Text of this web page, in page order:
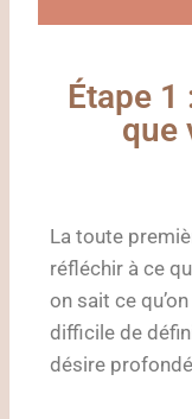
Étape 1
que
La toute
réfléchir à ce
on sait ce
difficile de
désire